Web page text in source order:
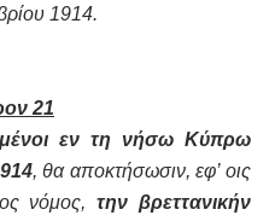
1914.
21
εν τη νήσω Κύπρω
, θα αποκτήσωσιν, εφ’ οις
νόμος, την βρεττανικήν